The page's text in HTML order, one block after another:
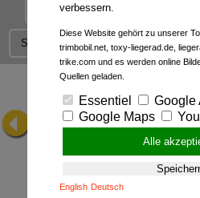
Liegerad Modelle
Service Qualität Liegerad
verbessern.
Diese Website gehört zu unserer
trimbobil.net, toxy-liegerad.de,
trike.com und es werden online
Quellen geladen.
Essentiel
Google
Google Maps
Alle
English Deutsch